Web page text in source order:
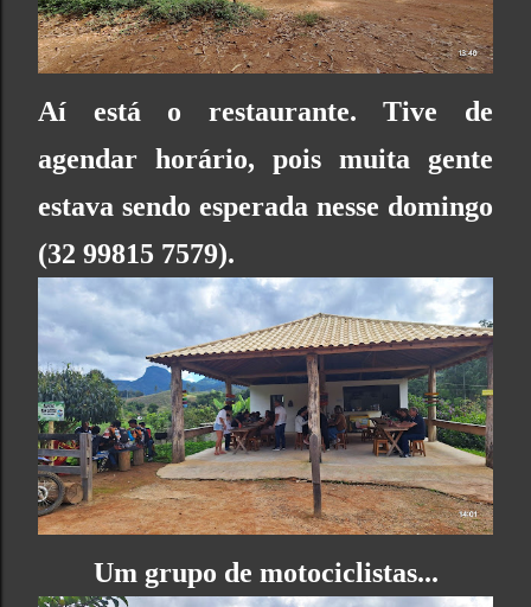
Aí está o restaurante. Tive de
agendar horário, pois muita gente
estava sendo esperada nesse domingo
(32 99815 7579).
Um grupo de motociclistas...